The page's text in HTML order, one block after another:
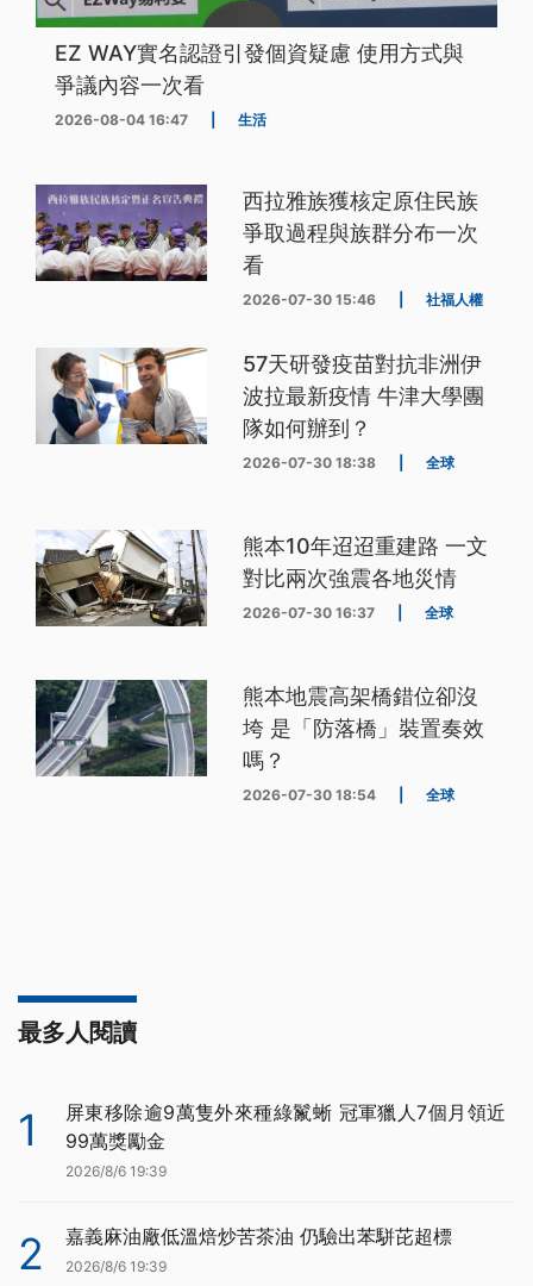
EZ WAY實名認證引發個資疑慮 使用方式與
爭議內容一次看
2026-08-04 16:47 生活
西拉雅族獲核定原住民族
爭取過程與族群分布一次
看
2026-07-30 15:46 社福人權
57天研發疫苗對抗非洲伊
波拉最新疫情 牛津大學團
隊如何辦到？
2026-07-30 18:38 全球
熊本10年迢迢重建路 一文
對比兩次強震各地災情
2026-07-30 16:37 全球
熊本地震高架橋錯位卻沒
垮 是「防落橋」裝置奏效
嗎？
2026-07-30 18:54 全球
最多人閱讀
1
屏東移除逾9萬隻外來種綠鬣蜥 冠軍獵人7個月領近
99萬獎勵金
2026/8/6 19:39
2 嘉義麻油廠低溫焙炒苦茶油 仍驗出苯駢芘超標
2026/8/6 19:39